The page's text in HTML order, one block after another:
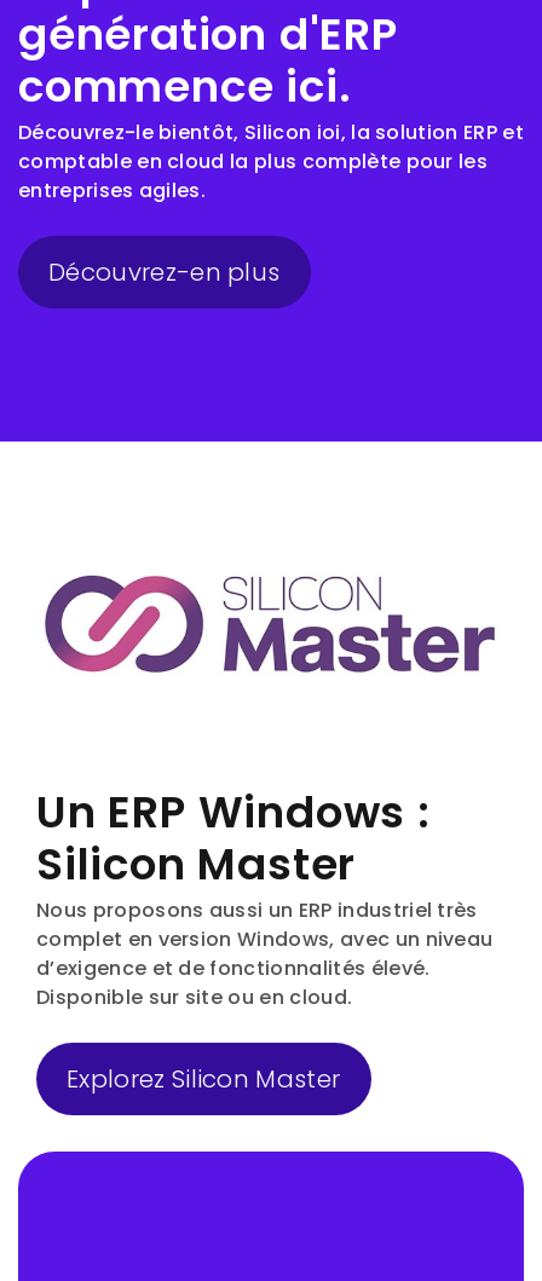
génération d'ERP
commence ici.
Découvrez-le bientôt, Silicon ioi, la solution ERP et
comptable en cloud la plus complète pour les
entreprises agiles.
Découvrez-en plus
Un ERP Windows :
Silicon Master
Nous proposons aussi un ERP industriel très
complet en version Windows, avec un niveau
d’exigence et de fonctionnalités élevé.
Disponible sur site ou en cloud.
Explorez Silicon Master